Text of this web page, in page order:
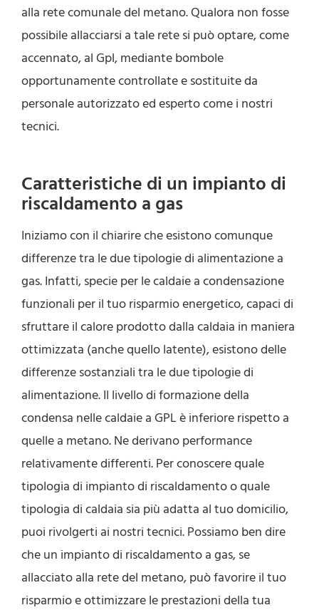
alla rete comunale del metano. Qualora non fosse
possibile allacciarsi a tale rete si può optare, come
accennato, al Gpl, mediante bombole
opportunamente controllate e sostituite da
personale autorizzato ed esperto come i nostri
tecnici.
Caratteristiche di un impianto di
riscaldamento a gas
Iniziamo con il chiarire che esistono comunque
differenze tra le due tipologie di alimentazione a
gas. Infatti, specie per le caldaie a condensazione
funzionali per il tuo risparmio energetico, capaci di
sfruttare il calore prodotto dalla caldaia in maniera
ottimizzata (anche quello latente), esistono delle
differenze sostanziali tra le due tipologie di
alimentazione. Il livello di formazione della
condensa nelle caldaie a GPL è inferiore rispetto a
quelle a metano. Ne derivano performance
relativamente differenti. Per conoscere quale
tipologia di impianto di riscaldamento o quale
tipologia di caldaia sia più adatta al tuo domicilio,
puoi rivolgerti ai nostri tecnici. Possiamo ben dire
che un impianto di riscaldamento a gas, se
allacciato alla rete del metano, può favorire il tuo
risparmio e ottimizzare le prestazioni della tua